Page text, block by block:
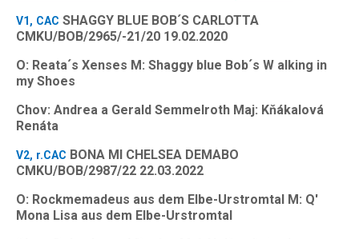
V1, CAC SHAGGY BLUE BOB´S CARLOTTA
CMKU/BOB/2965/-21/20 19.02.2020
O: Reata´s Xenses M: Shaggy blue Bob´s W alking in
my Shoes
Chov: Andrea a Gerald Semmelroth Maj: Kňákalová
Renáta
V2, r.CAC BONA MI CHELSEA DEMABO
CMKU/BOB/2987/22 22.03.2022
O: Rockmemadeus aus dem Elbe-Urstromtal M: Q'
Mona Lisa aus dem Elbe-Urstromtal